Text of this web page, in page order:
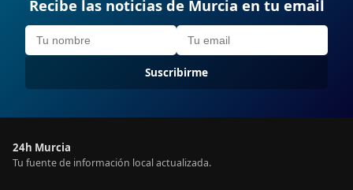
Recibe las noticias de Murcia en tu email
Suscribirme
24h Murcia
Tu fuente de información local actualizada.